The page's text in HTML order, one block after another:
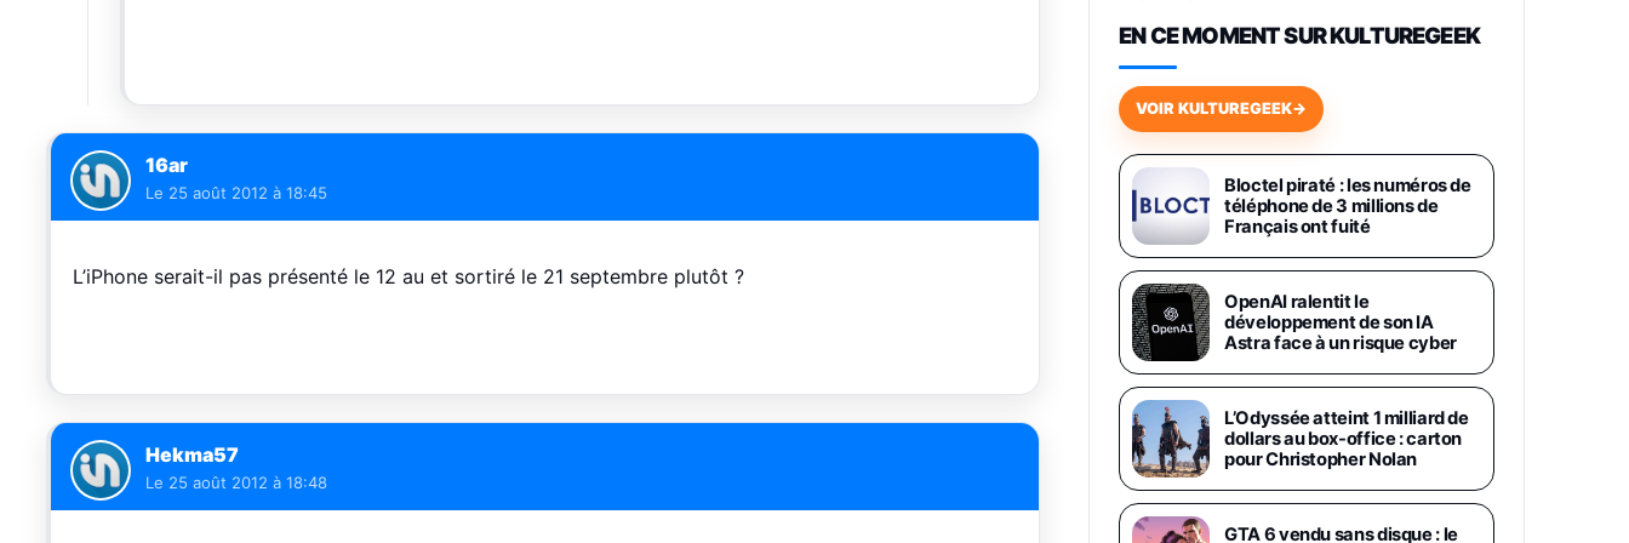
16ar
Le 25 août 2012 à 18:45
L’iPhone serait-il pas présenté le 12 au et sortiré le 21 septembre plutôt ?
Hekma57
Le 25 août 2012 à 18:48
Smartphone Android 5G avec
Galaxy AI, 512 Go, Chargeur
Secteur Rapide 25W Inclus,
Smartphone déverrouillé, Noir,
Version FR
1019€1399€Fnac (Vendeur Tiers)
Galaxy S26 Ultra 512 Go Bleu
1019€ 1399€Fnac (Vendeur Tiers)
Galaxy S26 Ultra 256 Go Violet
892€1199€
Philips SHK2000BL - Casque
Enfant - Bleu & Répartiteur Audio
5 Casques, Blanc
24,94€ 29,96€Fnac (Vendeur Tiers)
EN CE MOMENT SUR KULTUREGEEK
VOIR KULTUREGEEK→
Bloctel piraté : les numéros de
téléphone de 3 millions de
Français ont fuité
OpenAI ralentit le
développement de son IA
Astra face à un risque cyber
L’Odyssée atteint 1 milliard de
dollars au box-office : carton
pour Christopher Nolan
GTA 6 vendu sans disque : le